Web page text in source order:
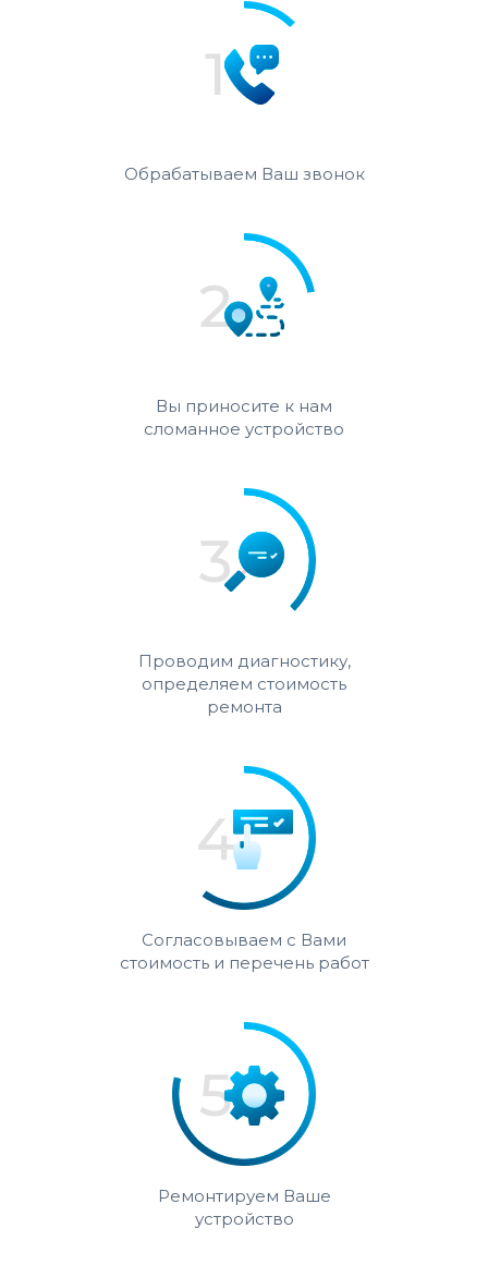
Обрабатываем Ваш звонок
Вы приносите к нам
сломанное устройство
Проводим диагностику,
определяем стоимость
ремонта
Согласовываем с Вами
стоимость и перечень работ
Ремонтируем Ваше
устройство